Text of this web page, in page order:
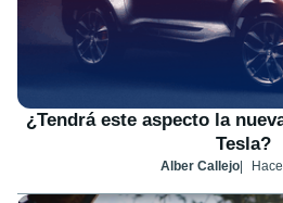
¿Tendrá este aspecto la
Tesla?
Alber Callejo